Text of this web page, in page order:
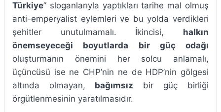
Türkiye” sloganlarıyla yaptıkları tarihe mal olmuş
anti-emperyalist eylemleri ve bu yolda verdikleri
şehitler unutulmamalı. İkincisi, halkın
önemseyeceği boyutlarda bir güç odağı
oluşturmanın önemini her solcu anlamalı,
üçüncüsü ise ne CHP’nin ne de HDP’nin gölgesi
altında olmayan, bağımsız bir güç birliği
örgütlenmesinin yaratılmasıdır.